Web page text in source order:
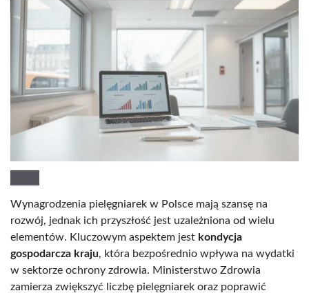
Wynagrodzenia pielęgniarek w Polsce mają szansę na
rozwój, jednak ich przyszłość jest uzależniona od wielu
elementów. Kluczowym aspektem jest kondycja
gospodarcza kraju, która bezpośrednio wpływa na wydatki
w sektorze ochrony zdrowia. Ministerstwo Zdrowia
zamierza zwiększyć liczbę pielęgniarek oraz poprawić